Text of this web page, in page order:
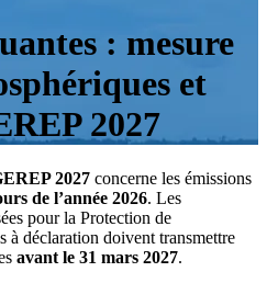
: mesure
et
2027
2027 concerne les émissions
de l’année 2026. Les
pour la Protection de
à déclaration doivent transmettre
avant le 31 mars 2027.